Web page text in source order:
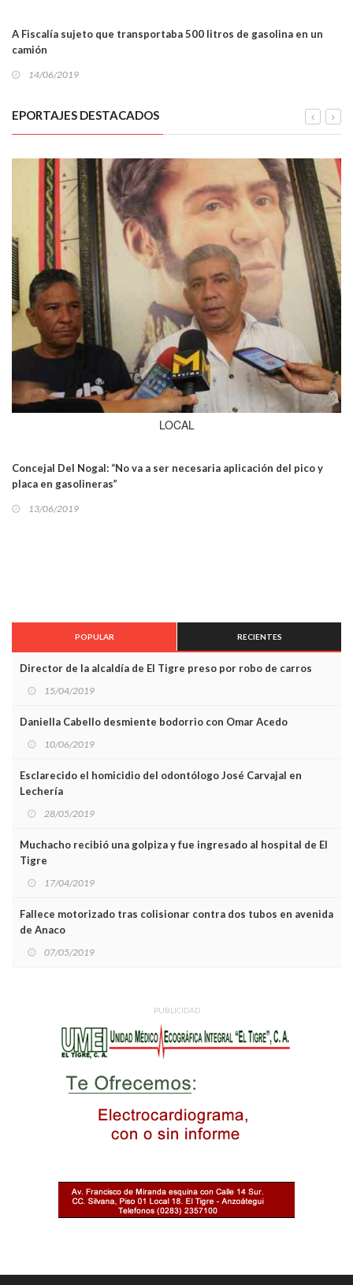
A Fiscalía sujeto que transportaba 500 litros de gasolina en un
camión
14/06/2019
EPORTAJES DESTACADOS
LOCAL
Concejal Del Nogal: “No va a ser necesaria aplicación del pico y
placa en gasolineras”
13/06/2019
POPULAR RECIENTES
Director de la alcaldía de El Tigre preso por robo de carros
15/04/2019
Daniella Cabello desmiente bodorrio con Omar Acedo
10/06/2019
Esclarecido el homicidio del odontólogo José Carvajal en
Lechería
28/05/2019
Muchacho recibió una golpiza y fue ingresado al hospital de El
Tigre
17/04/2019
Fallece motorizado tras colisionar contra dos tubos en avenida
de Anaco
07/05/2019
PUBLICIDAD